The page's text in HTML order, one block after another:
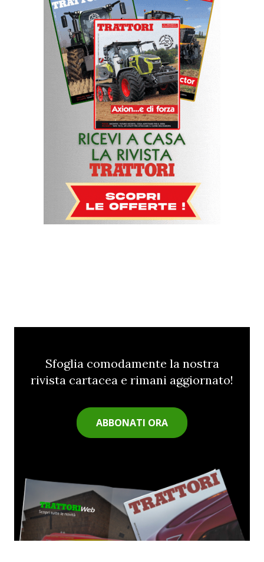
Sfoglia comodamente la nostra
rivista cartacea e rimani aggiornato!
ABBONATI ORA